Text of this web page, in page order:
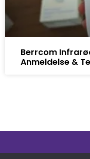
Berrcom
Anmeldelse &